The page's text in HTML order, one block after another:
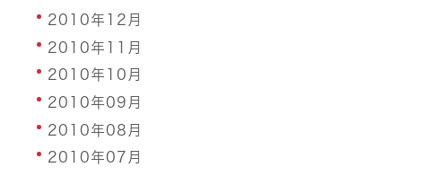
2010年12月
2010年11月
2010年10月
2010年09月
2010年08月
2010年07月